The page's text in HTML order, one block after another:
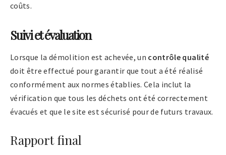
coûts.
Suivi et évaluation
Lorsque la démolition est achevée, un contrôle qualité
doit être effectué pour garantir que tout a été réalisé
conformément aux normes établies. Cela inclut la
vérification que tous les déchets ont été correctement
évacués et que le site est sécurisé pour de futurs travaux.
Rapport final